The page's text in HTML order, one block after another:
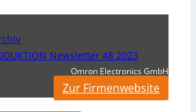
Newsletter 48 2023
Omron Electronics GmbH
Zur Firmenwebsite